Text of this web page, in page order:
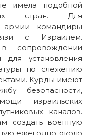
имела подобной
стран. Для
армии командиры
с Израилем.
сопровождении
установления
по слежению
Курды имеют
безопасности,
израильских
каналов.
создать военную
ежегодно около